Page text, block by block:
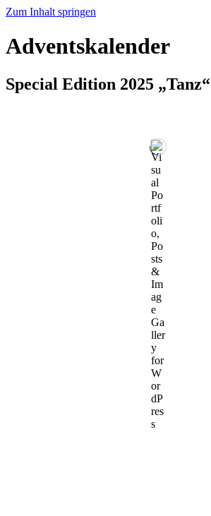
Zum Inhalt springen
Adventskalender
Special Edition 2025 „Tanz“